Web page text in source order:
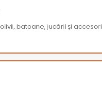
batoane, jucării și